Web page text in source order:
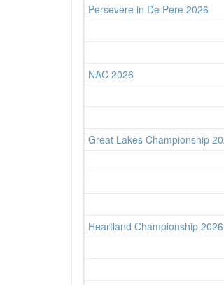
Persevere in De Pere 2026
NAC 2026
Great Lakes Championship
Heartland Championship 2026